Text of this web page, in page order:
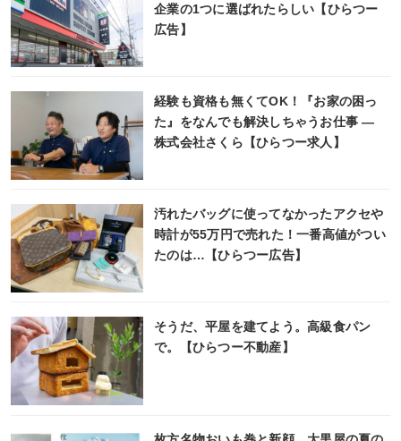
企業の1つに選ばれたらしい【ひらつー
広告】
経験も資格も無くてOK！『お家の困っ
た』をなんでも解決しちゃうお仕事 ―
株式会社さくら【ひらつー求人】
汚れたバッグに使ってなかったアクセや
時計が55万円で売れた！一番高値がつい
たのは…【ひらつー広告】
そうだ、平屋を建てよう。高級食パン
で。【ひらつー不動産】